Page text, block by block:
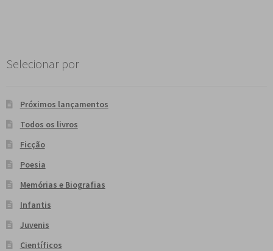
Selecionar por
Próximos lançamentos
Todos os livros
Ficção
Poesia
Memórias e Biografias
Infantis
Juvenis
Científicos